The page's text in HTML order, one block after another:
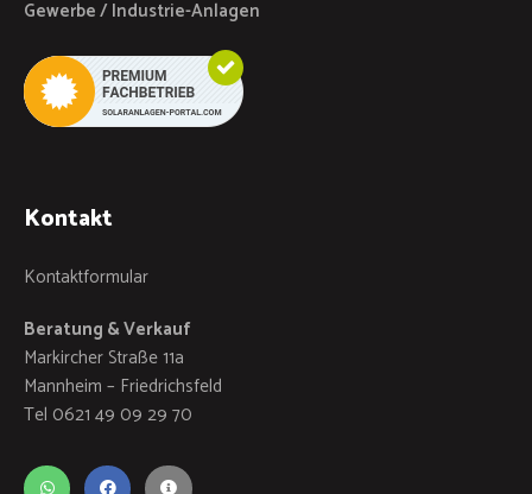
Gewerbe / Industrie-Anlagen
Kontakt
Kontaktformular
Beratung & Verkauf
Markircher Straße 11a
Mannheim – Friedrichsfeld
Tel 0621 49 09 29 70